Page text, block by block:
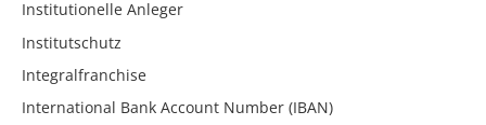
Institutionelle Anleger
Institutschutz
Integralfranchise
International Bank Account Number (IBAN)